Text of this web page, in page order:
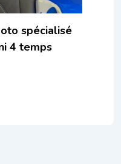
spécialisé
4 temps